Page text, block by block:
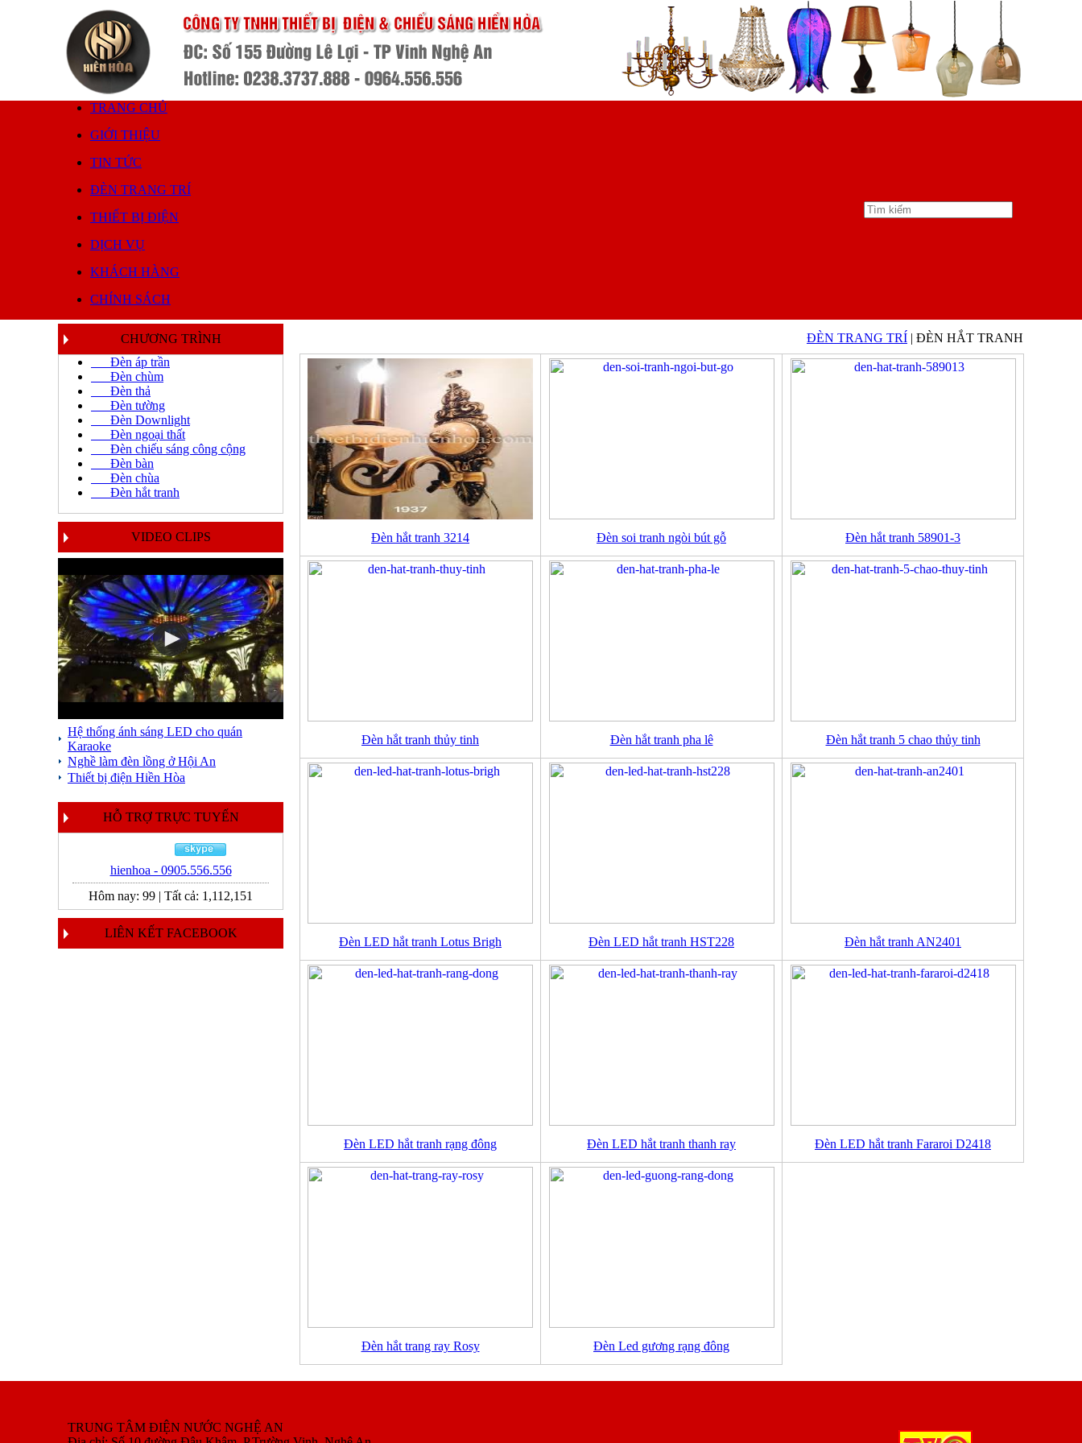
TRANG CHỦ
GIỚI THIỆU
TIN TỨC
ĐÈN TRANG TRÍ
THIẾT BỊ ĐIỆN
DỊCH VỤ
KHÁCH HÀNG
CHÍNH SÁCH
CHƯƠNG TRÌNH
Đèn áp trần
Đèn chùm
Đèn thả
Đèn tường
Đèn Downlight
Đèn ngoại thất
Đèn chiếu sáng công cộng
Đèn bàn
Đèn chùa
Đèn hắt tranh
VIDEO CLIPS
Hệ thống ánh sáng LED cho quán
Karaoke
Nghề làm đèn lồng ở Hội An
Thiết bị điện Hiền Hòa
HỖ TRỢ TRỰC TUYẾN
hienhoa - 0905.556.556
Hôm nay: 99 | Tất cả: 1,112,151
LIÊN KẾT FACEBOOK
ĐÈN TRANG TRÍ | ĐÈN HẮT TRANH
Đèn hắt tranh 3214 Đèn soi tranh ngòi bút gỗ Đèn hắt tranh 58901-3
Đèn hắt tranh thủy tinh Đèn hắt tranh pha lê Đèn hắt tranh 5 chao thủy tinh
Đèn LED hắt tranh Lotus Brigh Đèn LED hắt tranh HST228 Đèn hắt tranh AN2401
Đèn LED hắt tranh rạng đông Đèn LED hắt tranh thanh ray Đèn LED hắt tranh Fararoi D2418
Đèn hắt trang ray Rosy Đèn Led gương rạng đông
TRUNG TÂM ĐIỆN NƯỚC NGHỆ AN